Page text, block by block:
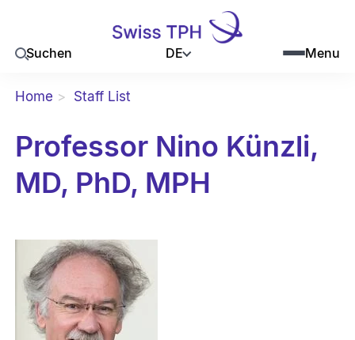
Suchen DE Menu
Home Staff List
Professor Nino Künzli,
MD, PhD, MPH